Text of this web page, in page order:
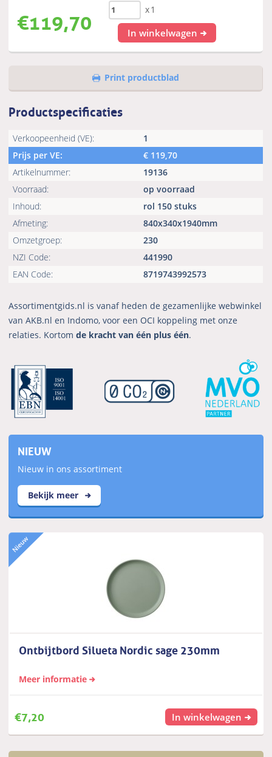
€119,70 x1
In winkelwagen
Print productblad
Productspecificaties
Verkoopeenheid (VE):
1
Prijs per VE:
€ 119,70
Artikelnummer:
19136
Voorraad:
op voorraad
Inhoud:
rol 150 stuks
Afmeting:
840x340x1940mm
Omzetgroep:
230
NZI Code:
441990
EAN Code:
8719743992573
Assortimentgids.nl is vanaf heden de gezamenlijke webwinkel
van AKB.nl en Indomo, voor een OCI koppeling met onze
relaties. Kortomde kracht van één plus één.
NIEUW
Nieuw in ons assortiment
Bekijk meer
Ontbijtbord Silueta Nordic sage 230mm
Meer informatie
€7,20 In winkelwagen